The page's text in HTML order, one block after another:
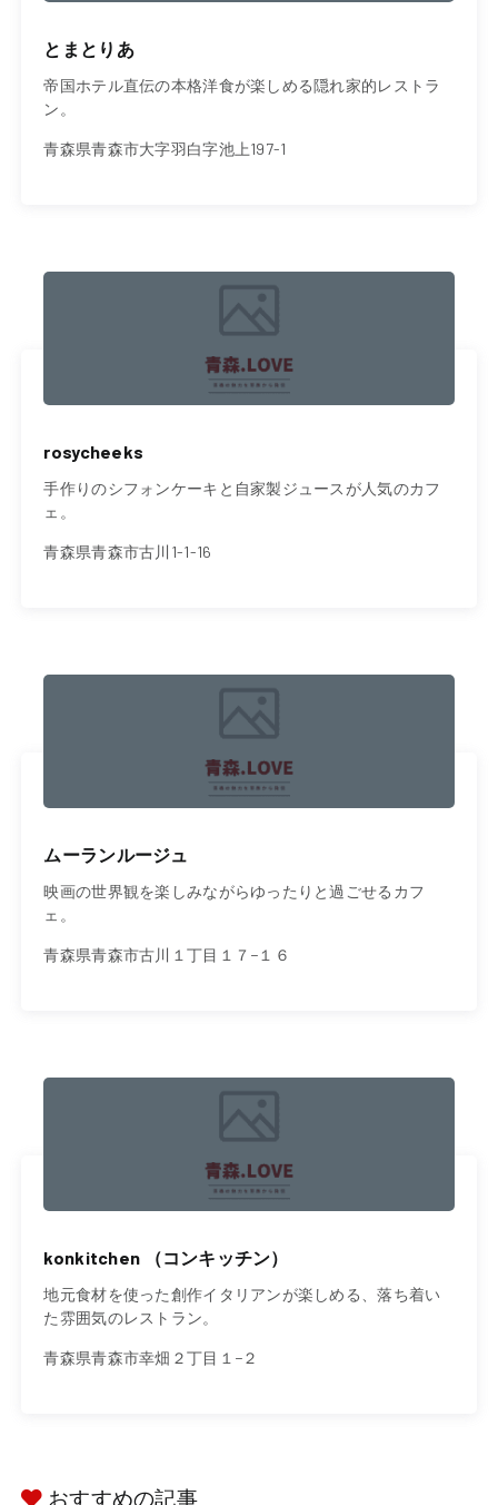
とまとりあ
帝国ホテル直伝の本格洋食が楽しめる隠れ家的レストラ
ン。
青森県青森市大字羽白字池上197-1
rosycheeks
手作りのシフォンケーキと自家製ジュースが人気のカフ
ェ。
青森県青森市古川1-1-16
ムーランルージュ
映画の世界観を楽しみながらゆったりと過ごせるカフ
ェ。
青森県青森市古川１丁目１７−１６
konkitchen （コンキッチン）
地元食材を使った創作イタリアンが楽しめる、落ち着い
た雰囲気のレストラン。
青森県青森市幸畑２丁目１−２
おすすめの記事